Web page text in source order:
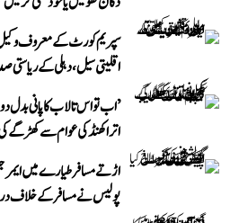
سپریم کورٹ کے معروف وکیل
اقلیتی سیل، دہلی کے ریاستی
’اب تو اس تالاب کا پانی بدل
اتراکھنڈ کی عوام سے کھڑگے
اڑتے مسافر طیارے میں
پولیس نے مسافر کے خلاف